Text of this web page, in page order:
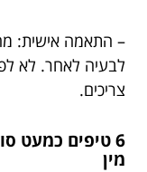
– התאמה אישית:
לבעיה לאחר. לא
צריכים.
6 טיפים כמעט
מין